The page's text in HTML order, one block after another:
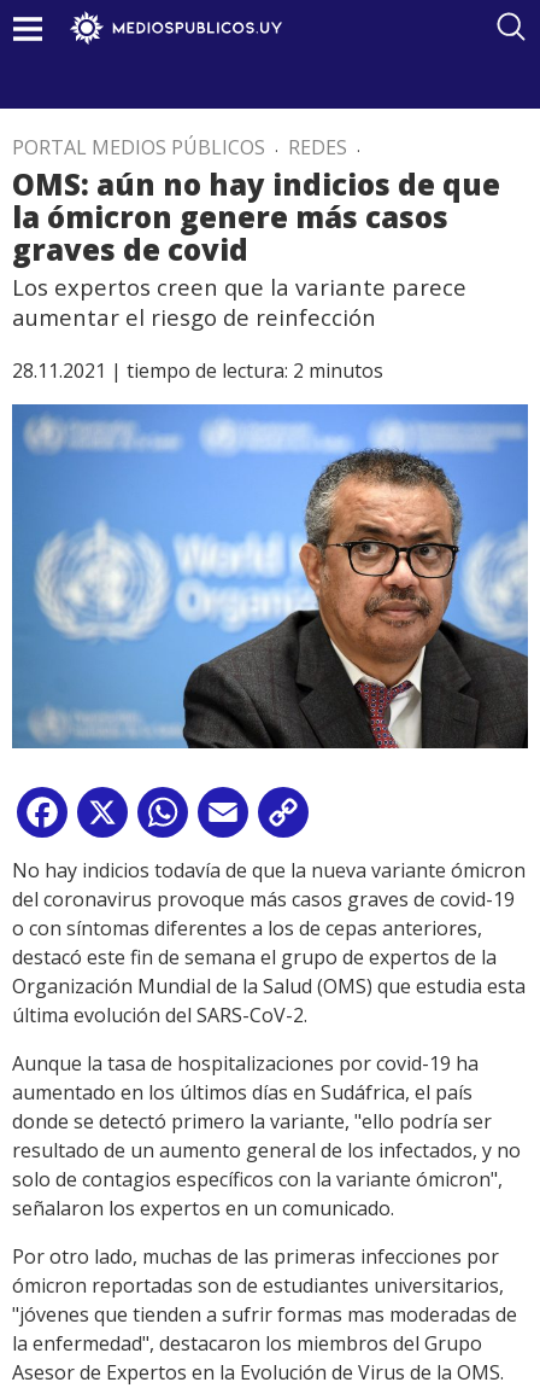
PORTAL MEDIOS PÚBLICOS . REDES .
OMS: aún no hay indicios de que
la ómicron genere más casos
graves de covid
Los expertos creen que la variante parece
aumentar el riesgo de reinfección
28.11.2021 | tiempo de lectura: 2 minutos
Facebook
X WhatsApp
Email
Link
No hay indicios todavía de que la nueva variante ómicron
del coronavirus provoque más casos graves de covid-19
o con síntomas diferentes a los de cepas anteriores,
destacó este fin de semana el grupo de expertos de la
Organización Mundial de la Salud (OMS) que estudia esta
última evolución del SARS-CoV-2.
Aunque la tasa de hospitalizaciones por covid-19 ha
aumentado en los últimos días en Sudáfrica, el país
donde se detectó primero la variante, "ello podría ser
resultado de un aumento general de los infectados, y no
solo de contagios específicos con la variante ómicron",
señalaron los expertos en un comunicado.
Por otro lado, muchas de las primeras infecciones por
ómicron reportadas son de estudiantes universitarios,
"jóvenes que tienden a sufrir formas mas moderadas de
la enfermedad", destacaron los miembros del Grupo
Asesor de Expertos en la Evolución de Virus de la OMS.